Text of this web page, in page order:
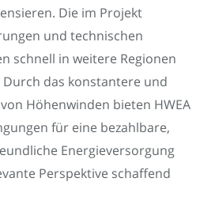
Die im Projekt
und technischen
schnell in weitere Regionen
das konstantere und
Höhenwinden bieten HWEA
für eine bezahlbare,
Energieversorgung
Perspektive schaffend